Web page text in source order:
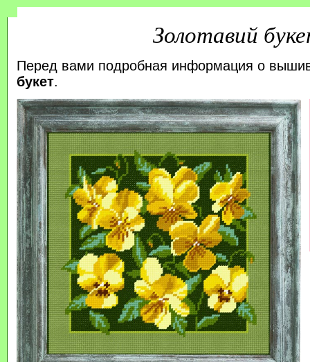
Золотавий
Перед вами подробная информация о
букет.